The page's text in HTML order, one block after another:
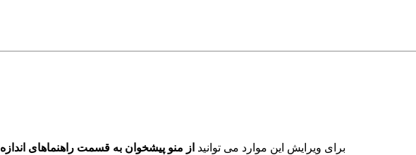
برای ویرایش این موارد می توانید از منو پیشخوان به قسمت راهنماهای اندازه